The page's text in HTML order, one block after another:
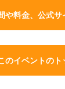
や料金、公式サ
のイベントのト